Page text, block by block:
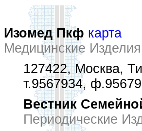
Изомед Пкф карта
Медицинские
127422, Москва,
т.9567934,
Вестник
Периодические